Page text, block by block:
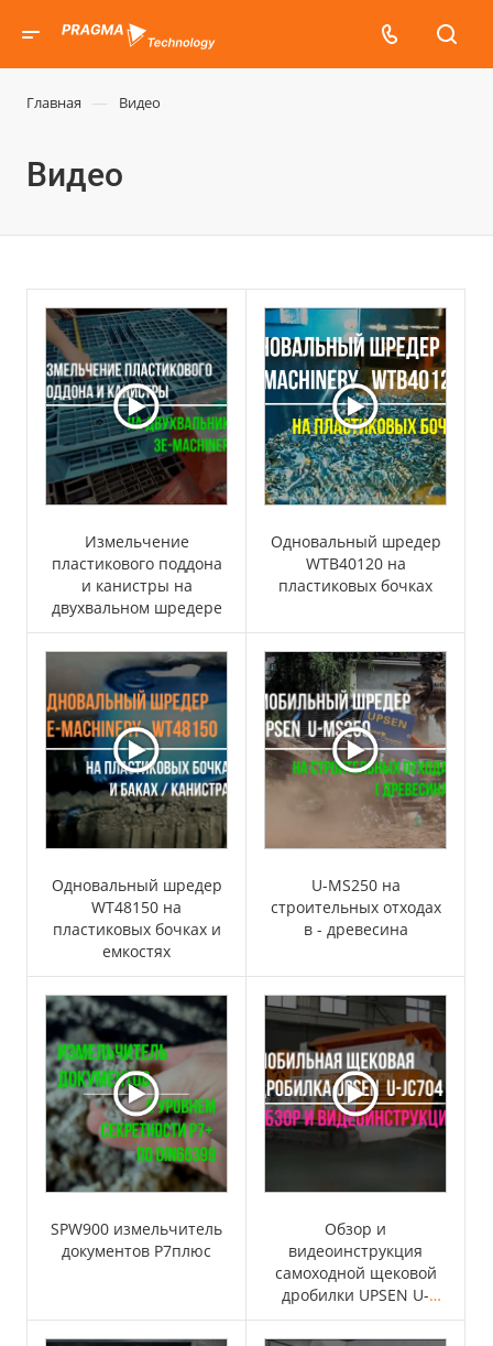
Главная — Видео
Видео
Измельчение
пластикового поддона
и канистры на
двухвальном шредере
Одновальный шредер
WTB40120 на
пластиковых бочках
Одновальный шредер
WT48150 на
пластиковых бочках и
емкостях
U-MS250 на
строительных отходах
в - древесина
SPW900 измельчитель
документов P7плюс
Обзор и
видеоинструкция
самоходной щековой
дробилки UPSEN U-
JC704